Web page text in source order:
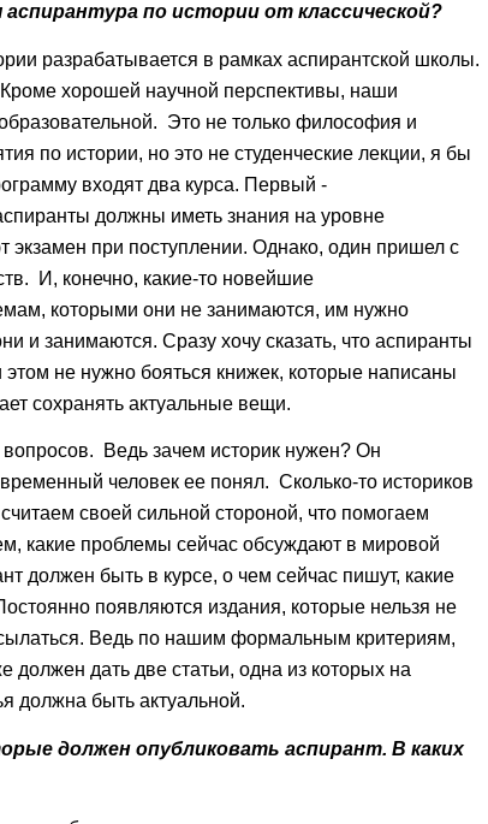
по истории от классической?
разрабатывается в рамках аспирантской школы.
хорошей научной перспективы, наши
Это не только философия и
по истории, но это не студенческие лекции, я бы
входят два курса. Первый -
должны иметь знания на уровне
экзамен при поступлении. Однако, один пришел с
И, конечно, какие-то новейшие
которыми они не занимаются, им нужно
и занимаются. Сразу хочу сказать, что аспиранты
не нужно бояться книжек, которые написаны
сохранять актуальные вещи.
вопросов. Ведь зачем историк нужен? Он
человек ее понял. Сколько-то историков
своей сильной стороной, что помогаем
какие проблемы сейчас обсуждают в мировой
должен быть в курсе, о чем сейчас пишут, какие
появляются издания, которые нельзя не
Ведь по нашим формальным критериям,
должен дать две статьи, одна из которых на
должна быть актуальной.
должен опубликовать аспирант. В каких